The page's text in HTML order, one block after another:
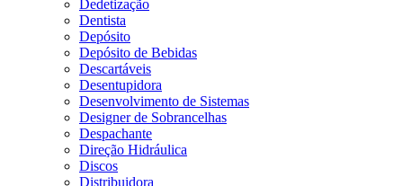
Dedetização
Dentista
Depósito
Depósito de Bebidas
Descartáveis
Desentupidora
Desenvolvimento de Sistemas
Designer de Sobrancelhas
Despachante
Direção Hidráulica
Discos
Distribuidora